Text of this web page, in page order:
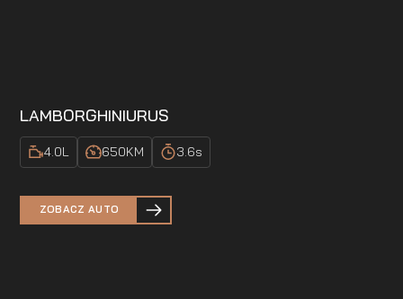
LAMBORGHINIURUS
4.0L 650KM 3.6s
ZOBACZ AUTO